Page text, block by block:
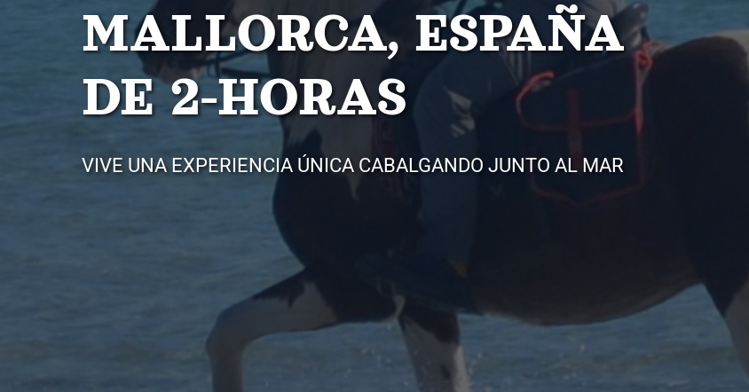
MALLORCA, ESPAÑA
DE 2-HORAS
VIVE UNA EXPERIENCIA ÚNICA CABALGANDO JUNTO AL MAR